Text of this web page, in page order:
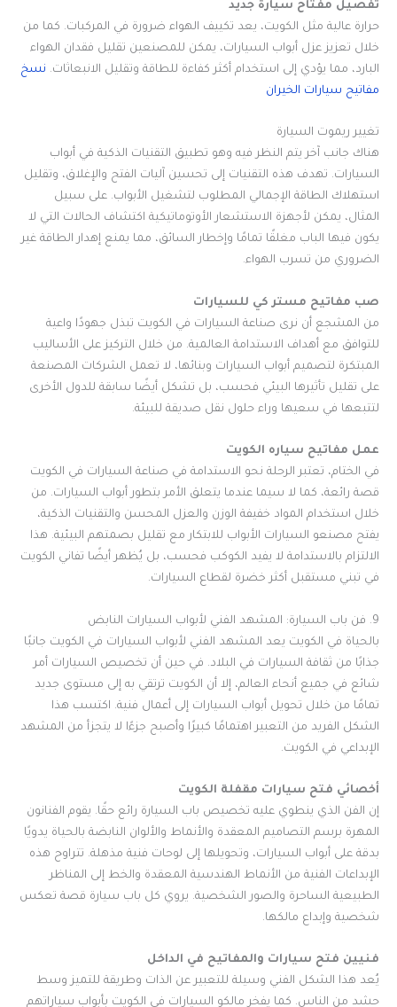
تفصيل مفتاح سيارة جديد
حرارة عالية مثل الكويت، يعد تكييف الهواء ضرورة في المركبات. كما من
خلال تعزيز عزل أبواب السيارات، يمكن للمصنعين تقليل فقدان الهواء
البارد، مما يؤدي إلى استخدام أكثر كفاءة للطاقة وتقليل الانبعاثات. نسخ
مفاتيح سيارات الخيران
تغيير ريموت السيارة
هناك جانب آخر يتم النظر فيه وهو تطبيق التقنيات الذكية في أبواب
السيارات. تهدف هذه التقنيات إلى تحسين آليات الفتح والإغلاق، وتقليل
استهلاك الطاقة الإجمالي المطلوب لتشغيل الأبواب. على سبيل
المثال، يمكن لأجهزة الاستشعار الأوتوماتيكية اكتشاف الحالات التي لا
يكون فيها الباب مغلقًا تمامًا وإخطار السائق، مما يمنع إهدار الطاقة غير
الضروري من تسرب الهواء.
صب مفاتيح مستر كي للسيارات
من المشجع أن نرى صناعة السيارات في الكويت تبذل جهودًا واعية
للتوافق مع أهداف الاستدامة العالمية. من خلال التركيز على الأساليب
المبتكرة لتصميم أبواب السيارات وبنائها، لا تعمل الشركات المصنعة
على تقليل تأثيرها البيئي فحسب، بل تشكل أيضًا سابقة للدول الأخرى
لتتبعها في سعيها وراء حلول نقل صديقة للبيئة.
عمل مفاتيح سياره الكويت
في الختام، تعتبر الرحلة نحو الاستدامة في صناعة السيارات في الكويت
قصة رائعة، كما لا سيما عندما يتعلق الأمر بتطور أبواب السيارات. من
خلال استخدام المواد خفيفة الوزن والعزل المحسن والتقنيات الذكية،
يفتح مصنعو السيارات الأبواب للابتكار مع تقليل بصمتهم البيئية. هذا
الالتزام بالاستدامة لا يفيد الكوكب فحسب، بل يُظهر أيضًا تفاني الكويت
في تبني مستقبل أكثر خضرة لقطاع السيارات.
9. فن باب السيارة: المشهد الفني لأبواب السيارات النابض
بالحياة في الكويت يعد المشهد الفني لأبواب السيارات في الكويت جانبًا
جذابًا من ثقافة السيارات في البلاد. في حين أن تخصيص السيارات أمر
شائع في جميع أنحاء العالم، إلا أن الكويت ترتقي به إلى مستوى جديد
تمامًا من خلال تحويل أبواب السيارات إلى أعمال فنية. اكتسب هذا
الشكل الفريد من التعبير اهتمامًا كبيرًا وأصبح جزءًا لا يتجزأ من المشهد
الإبداعي في الكويت.
أخصائي فتح سيارات مقفلة الكويت
إن الفن الذي ينطوي عليه تخصيص باب السيارة رائع حقًا. يقوم الفنانون
المهرة برسم التصاميم المعقدة والأنماط والألوان النابضة بالحياة يدويًا
بدقة على أبواب السيارات، وتحويلها إلى لوحات فنية مذهلة. تتراوح هذه
الإبداعات الفنية من الأنماط الهندسية المعقدة والخط إلى المناظر
الطبيعية الساحرة والصور الشخصية. يروي كل باب سيارة قصة تعكس
شخصية وإبداع مالكها.
فنيين فتح سيارات والمفاتيح في الداخل
يُعد هذا الشكل الفني وسيلة للتعبير عن الذات وطريقة للتميز وسط
حشد من الناس. كما يفخر مالكو السيارات في الكويت بأبواب سياراتهم